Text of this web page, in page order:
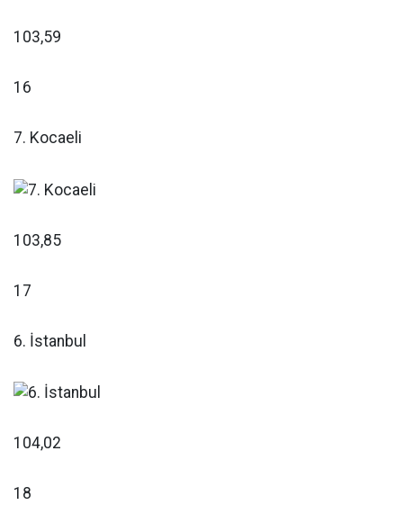
103,59
16
7. Kocaeli
103,85
17
6. İstanbul
104,02
18